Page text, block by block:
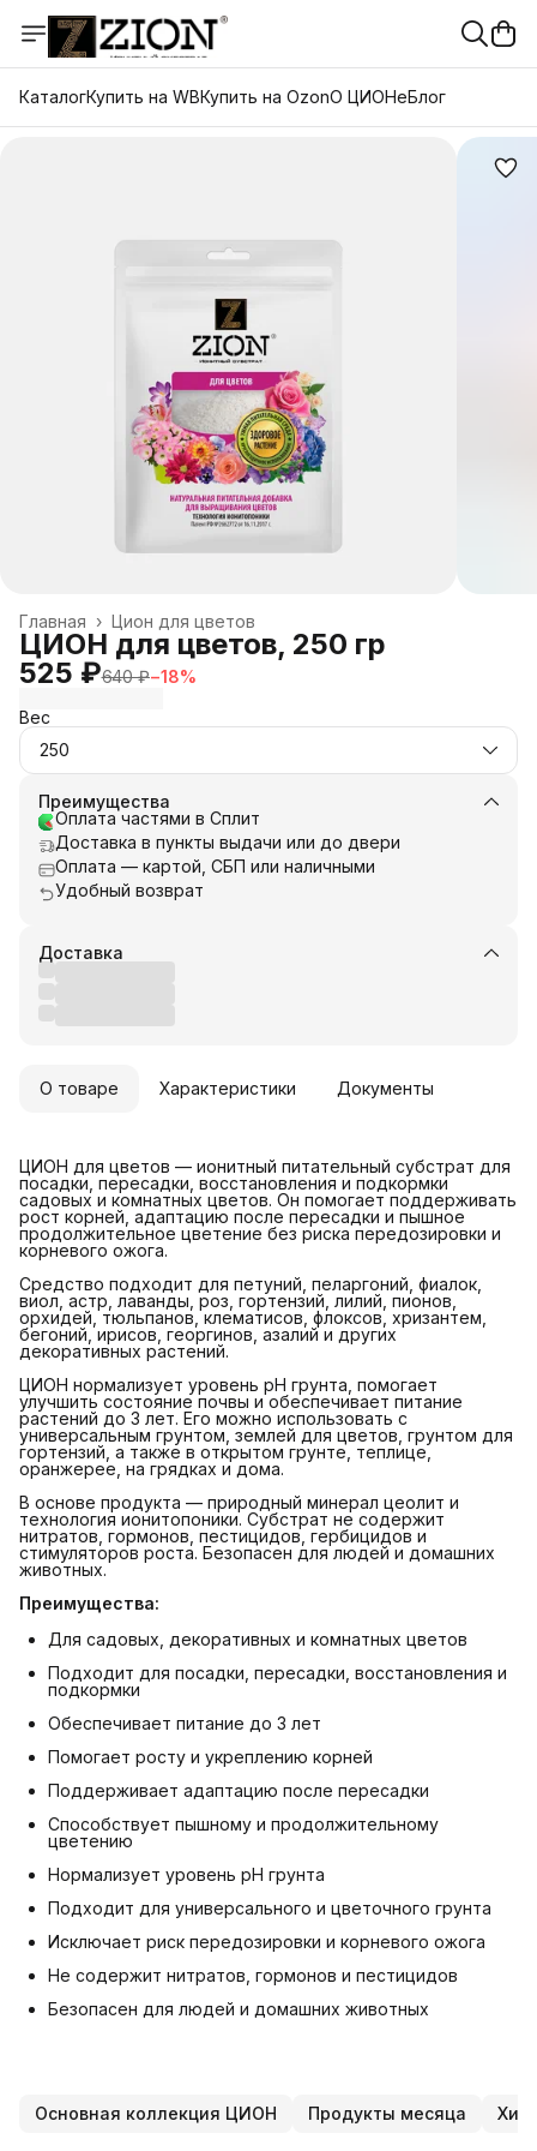
КаталогКупить на WBКупить на OzonО ЦИОНеБлог
Цион для цветов
Главная ›
ЦИОН для цветов, 250 гр
525 ₽640 ₽−18%
Вес
250
Преимущества
Оплата частями в Сплит
Доставка в пункты выдачи или до двери
Оплата — картой, СБП или наличными
Удобный возврат
Доставка
О товаре Характеристики Документы
ЦИОН для цветов — ионитный питательный субстрат для
посадки, пересадки, восстановления и подкормки
садовых и комнатных цветов. Он помогает поддерживать
рост корней, адаптацию после пересадки и пышное
продолжительное цветение без риска передозировки и
корневого ожога.
Средство подходит для петуний, пеларгоний, фиалок,
виол, астр, лаванды, роз, гортензий, лилий, пионов,
орхидей, тюльпанов, клематисов, флоксов, хризантем,
бегоний, ирисов, георгинов, азалий и других
декоративных растений.
ЦИОН нормализует уровень pH грунта, помогает
улучшить состояние почвы и обеспечивает питание
растений до 3 лет. Его можно использовать с
универсальным грунтом, землей для цветов, грунтом для
гортензий, а также в открытом грунте, теплице,
оранжерее, на грядках и дома.
В основе продукта — природный минерал цеолит и
технология ионитопоники. Субстрат не содержит
нитратов, гормонов, пестицидов, гербицидов и
стимуляторов роста. Безопасен для людей и домашних
животных.
Преимущества:
Для садовых, декоративных и комнатных цветов
Подходит для посадки, пересадки, восстановления и
подкормки
Обеспечивает питание до 3 лет
Помогает росту и укреплению корней
Поддерживает адаптацию после пересадки
Способствует пышному и продолжительному
цветению
Нормализует уровень pH грунта
Подходит для универсального и цветочного грунта
Исключает риск передозировки и корневого ожога
Не содержит нитратов, гормонов и пестицидов
Безопасен для людей и домашних животных
Основная коллекция ЦИОН Продукты месяца